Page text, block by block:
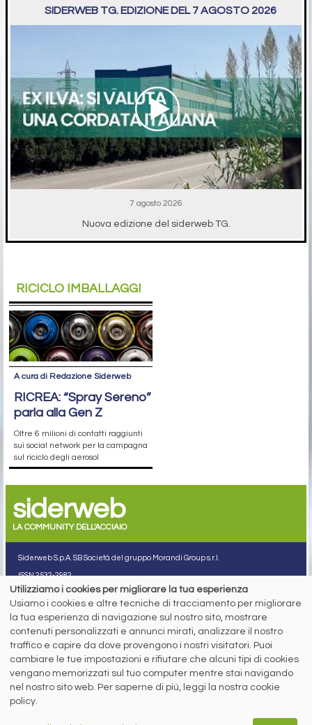
SIDERWEB TG. EDIZIONE DEL 7 AGOSTO 2026
7 agosto 2026
Nuova edizione del siderweb TG.
RICICLO IMBALLAGGI
A cura di Redazione Siderweb
RICREA: “Spray Sereno”
parla alla Gen Z
Oltre 6 milioni di contatti raggiunti
sui social network per la campagna
sul riciclo degli aerosol
siderweb
LA COMMUNITY DELL'ACCIAIO
Siderweb S.p.A. SB Società del gruppo Morandi Group s.r.l.
ISSN 2532-2982
Sede sociale: Flero (Brescia) Via Don Milani 5
E.
info@siderweb.com
Copyright siderweb spa sb
Tutti i diritti sono riservati
Cookie policy
Digital Services Act Policy
SEGUICI SUI NOSTRI
Utilizziamo i cookies per migliorare la tua esperienza
Usiamo i cookies e altre tecniche di tracciamento per migliorare
la tua esperienza di navigazione sul nostro sito, mostrare
contenuti personalizzati e annunci mirati, analizzare il nostro
traffico e capire da dove provengono i nostri visitatori. Puoi
cambiare le tue impostazioni e rifiutare che alcuni tipi di cookies
vengano memorizzati sul tuo computer mentre stai navigando
nel nostro sito web. Per saperne di più, leggi la nostra cookie
policy.